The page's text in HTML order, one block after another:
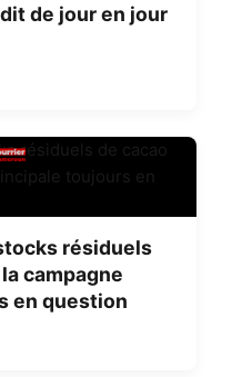
de jour en jour
résiduels
campagne
en question